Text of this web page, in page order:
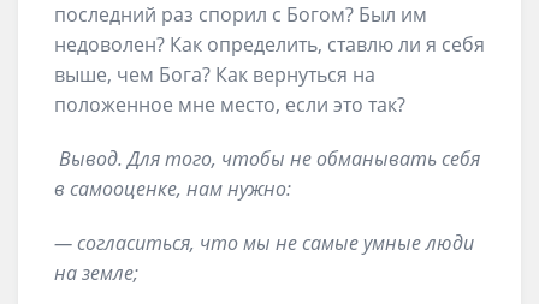
последний раз спорил с Богом? Был им
недоволен? Как определить, ставлю ли я себя
выше, чем Бога? Как вернуться на
положенное мне место, если это так?
Вывод. Для того, чтобы не обманывать себя
в самооценке, нам нужно:
— согласиться, что мы не самые умные люди
на земле;